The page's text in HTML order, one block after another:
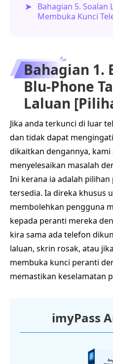
Bahagian 5. Soalan
Membuka Kunci
Bahagian 1.
Blu-Phone
Laluan
Jika anda terkunci di luar
dan tidak dapat
dikaitkan dengannya,
menyelesaikan masalah
Ini kerana ia adalah
tersedia. Ia direka khusus
membolehkan pengguna
kepada peranti mereka
kira sama ada telefon
laluan, skrin rosak, atau
membuka kunci peranti
memastikan keselamatan
imyPass